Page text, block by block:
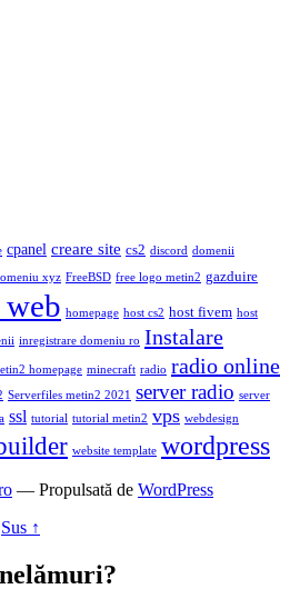
cpanel creare site cs2 discord domenii
xyz FreeBSD free logo metin2 gazduire
homepage host cs2 host fivem host
inregistrare domeniu ro Instalare
homepage minecraft radio radio online
Serverfiles metin2 2021 server radio server
ssl tutorial tutorial metin2 vps webdesign
website template wordpress
— Propulsată de WordPress
Sus ↑